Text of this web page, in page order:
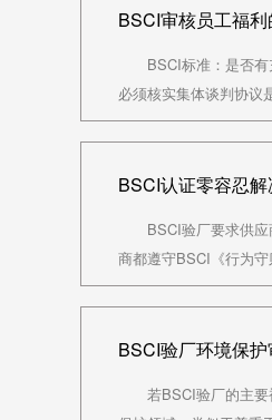
BSCI审核员工福
BSCI标准：是否
必须核实集体谈判协议
BSCI认证零容忍
BSCI验厂要求供
商都遵守BSCI《行为
BSCI验厂环境保
若BSCI验厂的主